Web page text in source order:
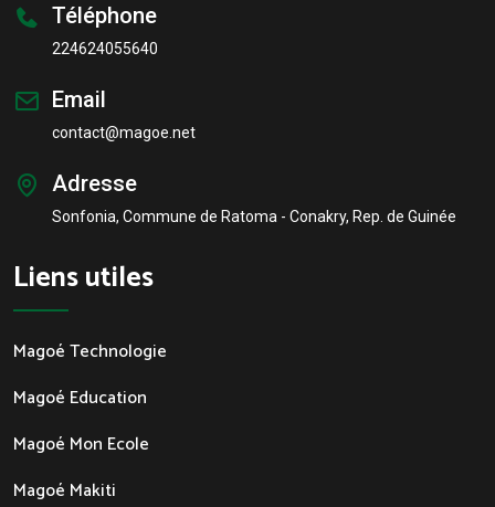
Téléphone
224624055640
Email
contact@magoe.net
Adresse
Sonfonia, Commune de Ratoma - Conakry, Rep. de Guinée
Liens utiles
Magoé Technologie
Magoé Education
Magoé Mon Ecole
Magoé Makiti